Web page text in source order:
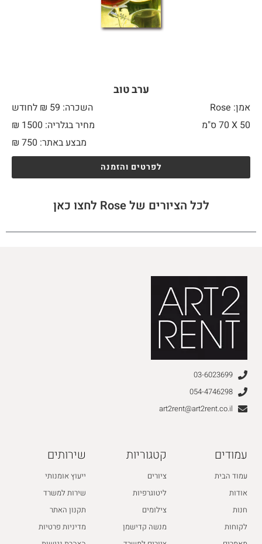
ערב טוב
אמן: Rose
השכרה: 59 ₪ לחודש
50 X
מחיר בגלריה: 1500 ₪
מבצע באתר:
₪ 750
לפרטים והזמנה
לכל הציורים של Rose לחצו כאן
03-6023699
054-4746298
art2rent@art2rent.co.il
עמודים
עמוד הבית
אודות
חנות
לקוחות
קטגוריות
ציורים
ליטוגרפיות
צילומים
מנשה קדישמן
שירותים
ייעוץ אומנותי
שירות למשרד
תקנון האתר
מדיניות פרטיות